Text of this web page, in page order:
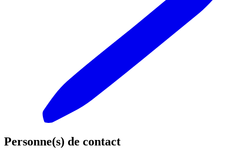
Personne(s) de contact